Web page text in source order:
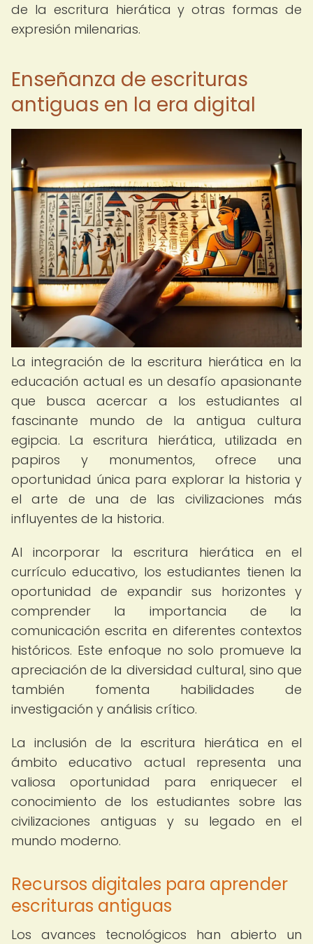
de la escritura hierática y otras formas de
expresión milenarias.
Enseñanza de escrituras
antiguas en la era digital
La integración de la escritura hierática en la
educación actual es un desafío apasionante
que busca acercar a los estudiantes al
fascinante mundo de la antigua cultura
egipcia. La escritura hierática, utilizada en
papiros y monumentos, ofrece una
oportunidad única para explorar la historia y
el arte de una de las civilizaciones más
influyentes de la historia.
Al incorporar la escritura hierática en el
currículo educativo, los estudiantes tienen la
oportunidad de expandir sus horizontes y
comprender la importancia de la
comunicación escrita en diferentes contextos
históricos. Este enfoque no solo promueve la
apreciación de la diversidad cultural, sino que
también fomenta habilidades de
investigación y análisis crítico.
La inclusión de la escritura hierática en el
ámbito educativo actual representa una
valiosa oportunidad para enriquecer el
conocimiento de los estudiantes sobre las
civilizaciones antiguas y su legado en el
mundo moderno.
Recursos digitales para aprender
escrituras antiguas
Los avances tecnológicos han abierto un